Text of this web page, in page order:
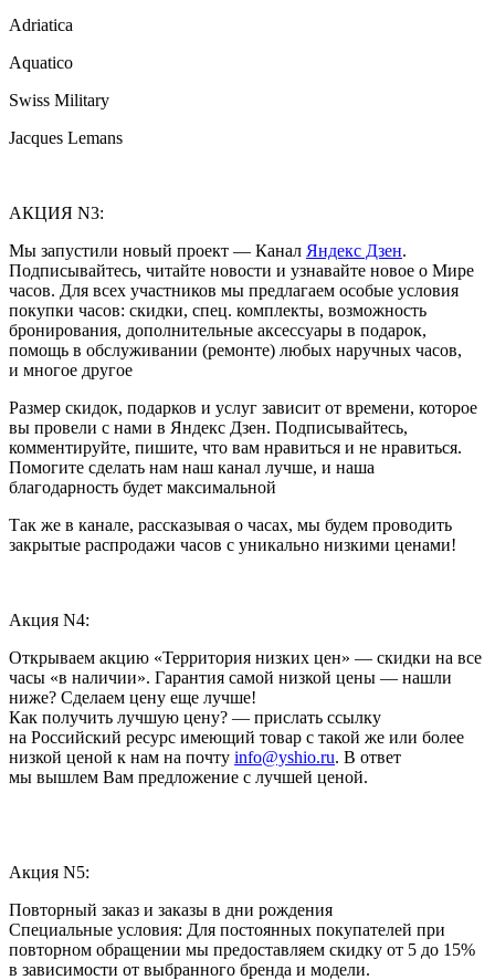
Adriatica
Aquatico
Swiss Military
Jacques Lemans
АКЦИЯ N3:
Мы запустили новый проект — Канал Яндекс Дзен.
Подписывайтесь, читайте новости и узнавайте новое о Мире
часов. Для всех участников мы предлагаем особые условия
покупки часов: скидки, спец. комплекты, возможность
бронирования, дополнительные аксессуары в подарок,
помощь в обслуживании (ремонте) любых наручных часов,
и многое другое
Размер скидок, подарков и услуг зависит от времени, которое
вы провели с нами в Яндекс Дзен. Подписывайтесь,
комментируйте, пишите, что вам нравиться и не нравиться.
Помогите сделать нам наш канал лучше, и наша
благодарность будет максимальной
Так же в канале, рассказывая о часах, мы будем проводить
закрытые распродажи часов с уникально низкими ценами!
Акция N4:
Открываем акцию «Территория низких цен» — скидки на все
часы «в наличии». Гарантия самой низкой цены — нашли
ниже? Сделаем цену еще лучше!
Как получить лучшую цену? — прислать ссылку
на Российский ресурс имеющий товар с такой же или более
низкой ценой к нам на почту info@yshio.ru. В ответ
мы вышлем Вам предложение с лучшей ценой.
Акция N5:
Повторный заказ и заказы в дни рождения
Специальные условия: Для постоянных покупателей при
повторном обращении мы предоставляем скидку от 5 до 15%
в зависимости от выбранного бренда и модели.